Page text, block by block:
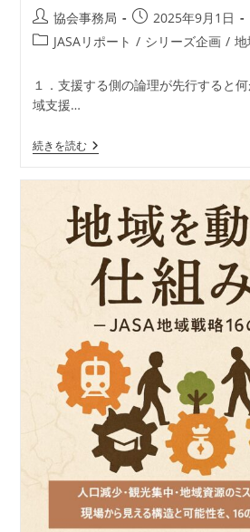
来
と
は
投
稿
協会事務局
投
稿
日:
2025年9月1日
投
カ
テ
ゴ
ー:
JASAリポート / シリーズ企画 /
１．支援する側の論理が先行すると
域支援…
続きを読む地
域
か
す
仕
組
論
―
JASA
戦
略
16
の
視
点
【視
点
９】“地
域
が
主
語”に